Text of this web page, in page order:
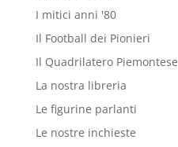
I mitici anni '80
Il Football dei Pionieri
Il Quadrilatero Piemontese
La nostra libreria
Le figurine parlanti
Le nostre inchieste